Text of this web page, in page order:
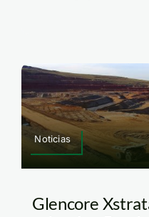
Noticias
Glencore